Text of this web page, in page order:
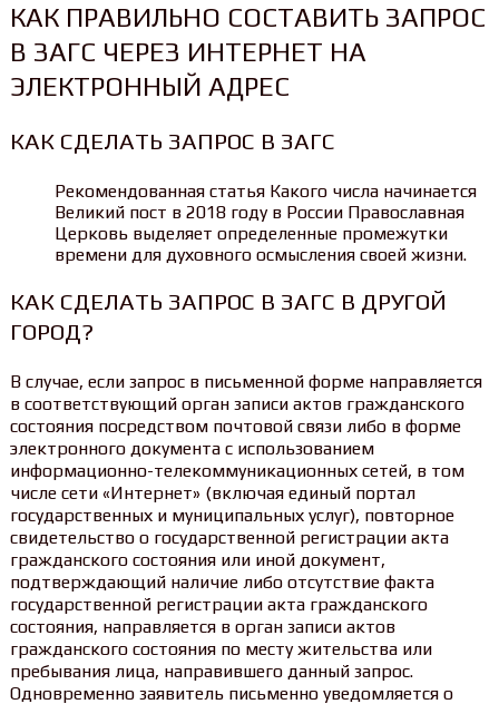
КАК ПРАВИЛЬНО СОСТАВИТЬ ЗАПРОС
В ЗАГС ЧЕРЕЗ ИНТЕРНЕТ НА
ЭЛЕКТРОННЫЙ АДРЕС
КАК СДЕЛАТЬ ЗАПРОС В ЗАГС
Рекомендованная статья Какого числа начинается
Великий пост в 2018 году в России Православная
Церковь выделяет определенные промежутки
времени для духовного осмысления своей жизни.
КАК СДЕЛАТЬ ЗАПРОС В ЗАГС В ДРУГОЙ
ГОРОД?
В случае, если запрос в письменной форме направляется
в соответствующий орган записи актов гражданского
состояния посредством почтовой связи либо в форме
электронного документа с использованием
информационно-телекоммуникационных сетей, в том
числе сети «Интернет» (включая единый портал
государственных и муниципальных услуг), повторное
свидетельство о государственной регистрации акта
гражданского состояния или иной документ,
подтверждающий наличие либо отсутствие факта
государственной регистрации акта гражданского
состояния, направляется в орган записи актов
гражданского состояния по месту жительства или
пребывания лица, направившего данный запрос.
Одновременно заявитель письменно уведомляется о